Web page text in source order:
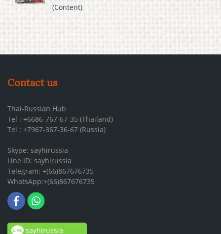
(Content)
Contact us
Thai-Russian Hub
Tel : +6686-767-67-35 (Thailand)
Tel : +7967-367-36-67 (Russia)
Skype: sayhirussia
Line ID: sayhirussia
Telegram: +(66)867676735
WhatsApp:+(66)867676735
sayhirussia